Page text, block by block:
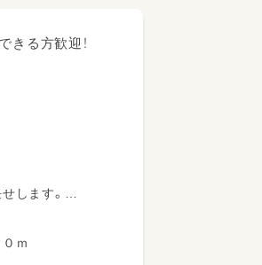
きる方歓迎！
します。
０ｍ